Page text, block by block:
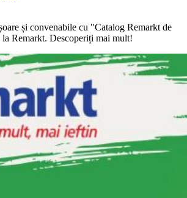
și convenabile cu "Catalog Remarkt de
Remarkt. Descoperiți mai mult!